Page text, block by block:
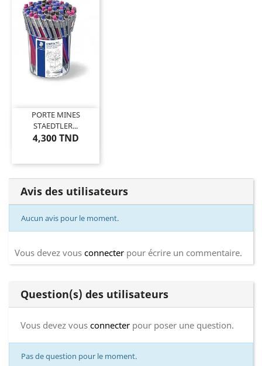
PORTE MINES
STAEDTLER...
4,300 TND
Avis des utilisateurs
Aucun avis pour le moment.
Vous devez vous connecter pour écrire un commentaire.
Question(s) des utilisateurs
Vous devez vous connecter pour poser une question.
Pas de question pour le moment.